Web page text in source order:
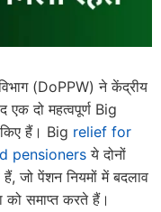
(DoPPW) ने केंद्रीय
एक दो महत्वपूर्ण Big
हैं। Big relief for
pensioners ये दोनों
हैं, जो पेंशन नियमों में बदलाव
को समाप्त करते हैं।